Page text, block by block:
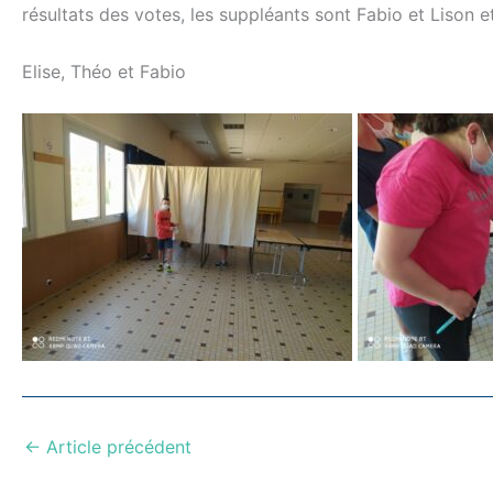
résultats des votes, les suppléants sont Fabio et Lison
Elise, Théo et Fabio
← Article précédent